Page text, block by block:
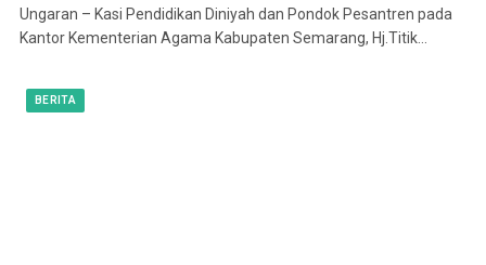
Ungaran – Kasi Pendidikan Diniyah dan Pondok Pesantren pada
Kantor Kementerian Agama Kabupaten Semarang, Hj.Titik…
BERITA